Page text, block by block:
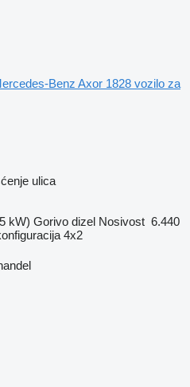
Benz Axor 1828 vozilo za
ulica
kW) Gorivo dizel Nosivost 6.440
4x2